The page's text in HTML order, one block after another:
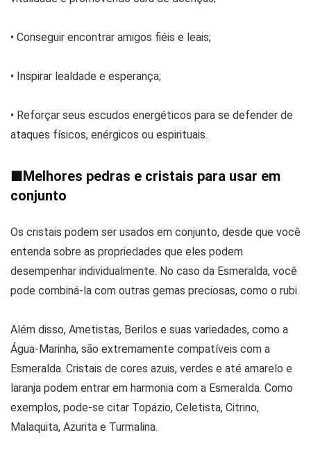
• Conseguir encontrar amigos fiéis e leais;
• Inspirar lealdade e esperança;
• Reforçar seus escudos energéticos para se defender de
ataques físicos, enérgicos ou espirituais.
■Melhores pedras e cristais para usar em
conjunto
Os cristais podem ser usados em conjunto, desde que você
entenda sobre as propriedades que eles podem
desempenhar individualmente. No caso da Esmeralda, você
pode combiná-la com outras gemas preciosas, como o rubi.
Além disso, Ametistas, Berilos e suas variedades, como a
Água-Marinha, são extremamente compatíveis com a
Esmeralda. Cristais de cores azuis, verdes e até amarelo e
laranja podem entrar em harmonia com a Esmeralda. Como
exemplos, pode-se citar Topázio, Celetista, Citrino,
Malaquita, Azurita e Turmalina.